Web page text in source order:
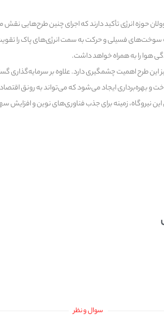
حوزه انرژی تأکید دارند که اجرای چنین طرح‌هایی
فسیلی و حرکت به سمت انرژی‌های پاک را
را به همراه خواهد داشت.
این طرح اهمیت چشمگیری دارد. علاوه بر
و بهره‌برداری ایجاد می‌شود که می‌تواند به رونق
ظرفیت ۲ هزار مگاواتی این نیروگاه، زمینه برای جذب فناوری‌های نوین
سوال و نظر